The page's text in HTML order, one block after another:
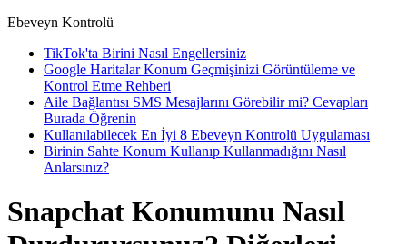
Ebeveyn Kontrolü
TikTok'ta Birini Nasıl Engellersiniz
Google Haritalar Konum Geçmişinizi Görüntüleme ve
Kontrol Etme Rehberi
Aile Bağlantısı SMS Mesajlarını Görebilir mi? Cevapları
Burada Öğrenin
Kullanılabilecek En İyi 8 Ebeveyn Kontrolü Uygulaması
Birinin Sahte Konum Kullanıp Kullanmadığını Nasıl
Anlarsınız?
Snapchat Konumunu Nasıl